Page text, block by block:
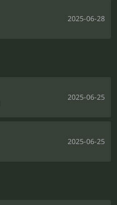
2025-06-28
2025-06-25
2025-06-25